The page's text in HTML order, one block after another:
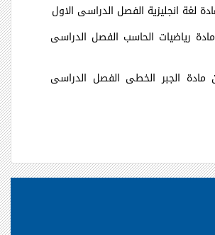
لغة انجليزية الفصل الدراسى الاول
رياضيات الحاسب الفصل الدراسى
مادة الجبر الخطى الفصل الدراسى